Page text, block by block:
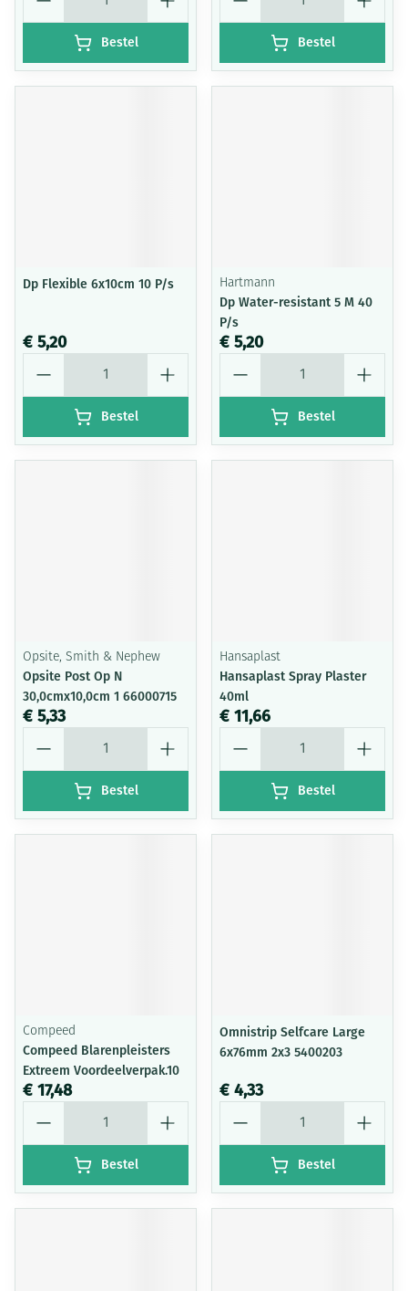
Bestel Bestel
Dp Flexible 6x10cm 10 P/s
€ 5,20
Bestel
Hartmann
Dp Water-resistant 5 M 40
P/s
€ 5,20
Bestel
Opsite, Smith & Nephew
Opsite Post Op N
30,0cmx10,0cm 1 66000715
€ 5,33
Bestel
Hansaplast
Hansaplast Spray Plaster
40ml
€ 11,66
Bestel
Compeed
Compeed Blarenpleisters
Extreem Voordeelverpak.10
€ 17,48
Bestel
Omnistrip Selfcare Large
6x76mm 2x3 5400203
€ 4,33
Bestel